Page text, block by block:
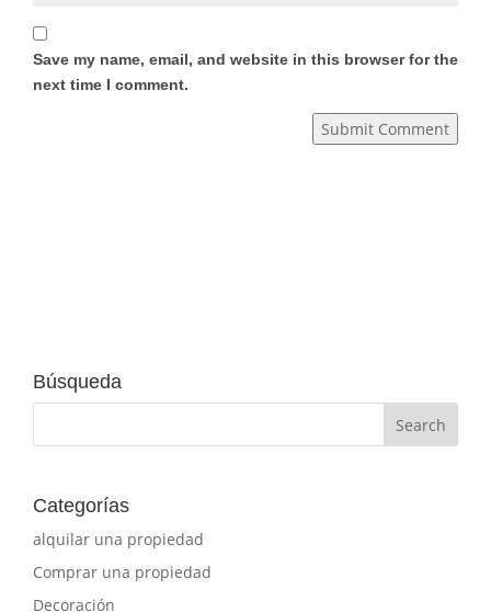
Save my name, email, and website in this browser for the
next time I comment.
Submit Comment
Búsqueda
Categorías
alquilar una propiedad
Comprar una propiedad
Decoración